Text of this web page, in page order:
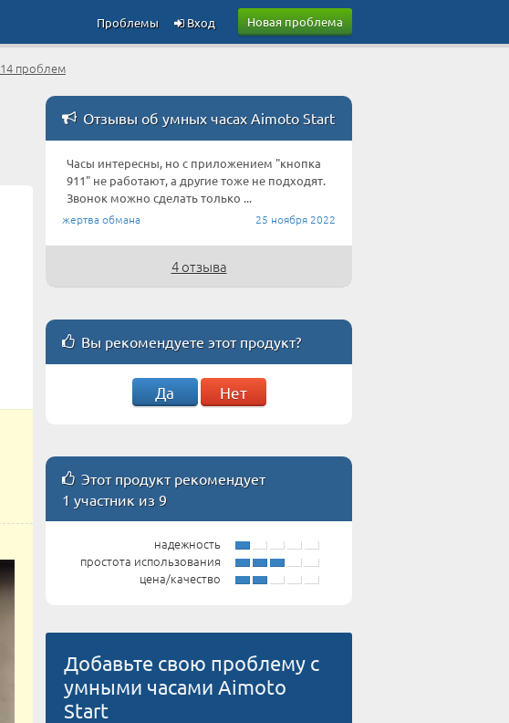
Новая проблема
Вход
Проблемы
14 проблем
Отзывы об умных часах Aimoto Start
Часы интересны, но с приложением "кнопка
911" не работают, а другие тоже не подходят.
Звонок можно сделать только ...
жертва обмана 25 ноября 2022
4 отзыва
Вы рекомендуете этот продукт?
Да Нет
Этот продукт рекомендует
1 участник из 9
надежность
простота использования
цена/качество
Добавьте свою проблему с
умными часами Aimoto
Start